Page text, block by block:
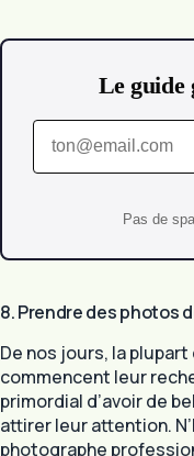
Le guide
Pas de
8. Prendre des photos
De nos jours, la
commencent leur
primordial d’avoir de
attirer leur attention.
photographe